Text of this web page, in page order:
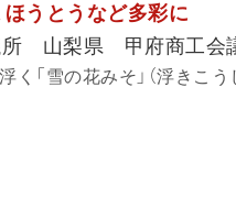
うとうなど多彩に
山梨県 甲府商工会
「雪の花みそ」（浮きこう